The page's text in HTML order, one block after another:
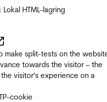
: Lokal HTML-lagring
make split-tests on the
towards the visitor – the
visitor's experience on a
cookie